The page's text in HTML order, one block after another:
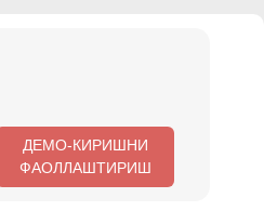
ДЕМО-КИРИШНИ
ФАОЛЛАШТИРИШ